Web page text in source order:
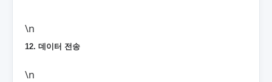
\n
12. 데이터 전송
\n